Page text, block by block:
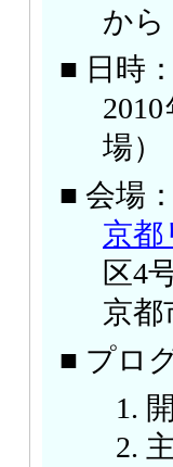
から
■ 日時：
場）
■ 会場：
京都
区4
京都
■ プロ